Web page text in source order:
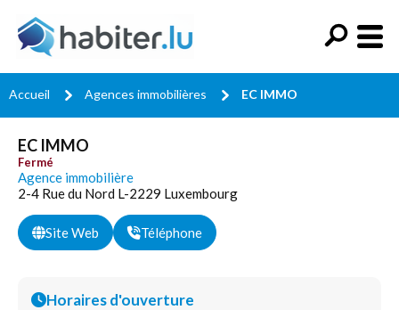
Accueil Agences immobilières EC IMMO
EC IMMO
Fermé
Agence immobilière
2-4 Rue du Nord L-2229 Luxembourg
Site Web Téléphone
Horaires d'ouverture